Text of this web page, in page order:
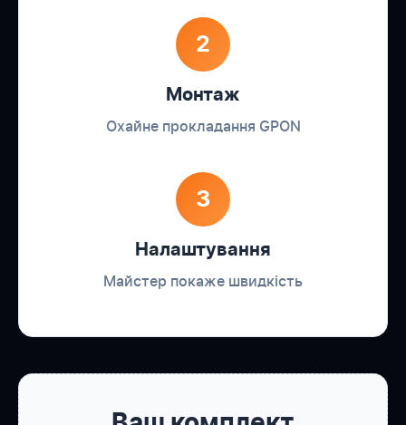
2
Монтаж
Охайне прокладання GPON
3
Налаштування
Майстер покаже швидкість